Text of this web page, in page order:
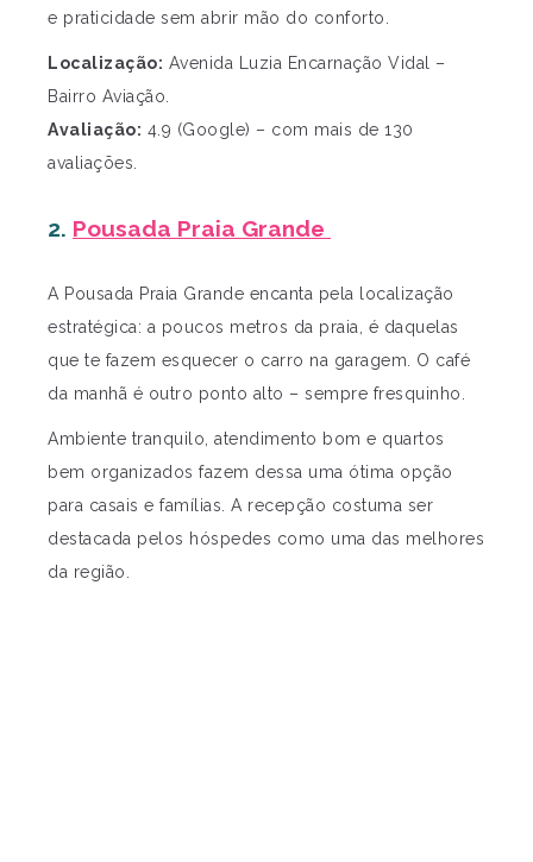
e praticidade sem abrir mão do conforto.
Localização: Avenida Luzia Encarnação Vidal –
Bairro Aviação.
Avaliação: 4.9 (Google) – com mais de 130
avaliações.
2. Pousada Praia Grande
A Pousada Praia Grande encanta pela localização
estratégica: a poucos metros da praia, é daquelas
que te fazem esquecer o carro na garagem. O café
da manhã é outro ponto alto – sempre fresquinho.
Ambiente tranquilo, atendimento bom e quartos
bem organizados fazem dessa uma ótima opção
para casais e famílias. A recepção costuma ser
destacada pelos hóspedes como uma das melhores
da região.